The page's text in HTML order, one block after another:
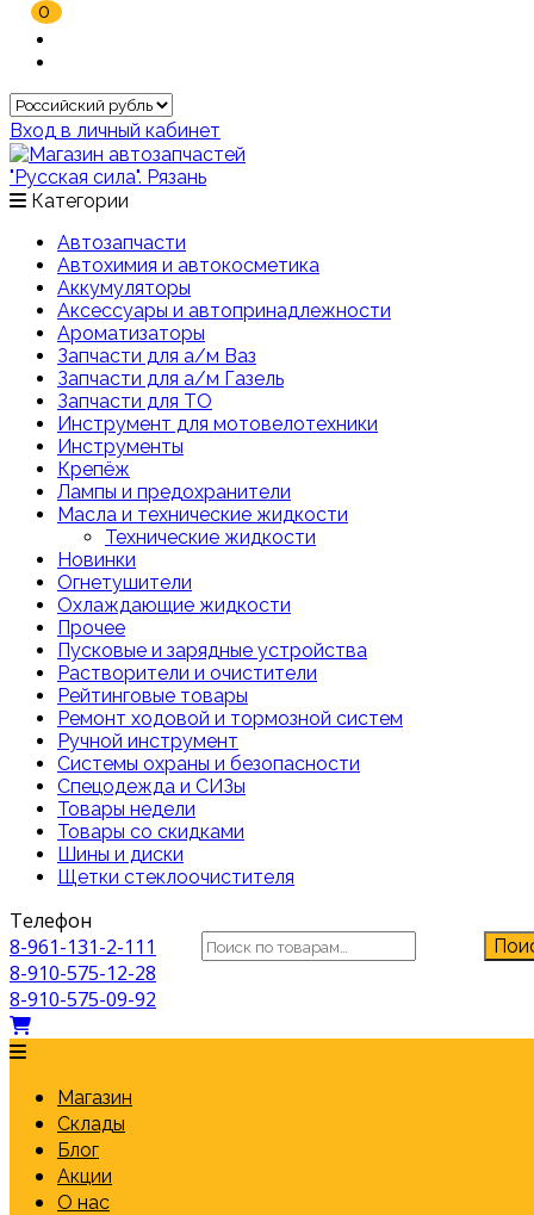
Вход в личный кабинет
Категории
Автозапчасти
Автохимия и автокосметика
Аккумуляторы
Аксессуары и автопринадлежности
Ароматизаторы
Запчасти для а/м Ваз
Запчасти для а/м Газель
Запчасти для ТО
Инструмент для мотовелотехники
Инструменты
Крепёж
Лампы и предохранители
Масла и технические жидкости
Технические жидкости
Новинки
Огнетушители
Охлаждающие жидкости
Прочее
Пусковые и зарядные устройства
Растворители и очистители
Рейтинговые товары
Ремонт ходовой и тормозной систем
Ручной инструмент
Системы охраны и безопасности
Спецодежда и СИЗы
Товары недели
Товары со скидками
Шины и диски
Щетки стеклоочистителя
Искать:
Телефон
8-961-131-2-111
8-910-575-12-28
8-910-575-09-92
0
Магазин
Склады
Блог
Акции
О нас